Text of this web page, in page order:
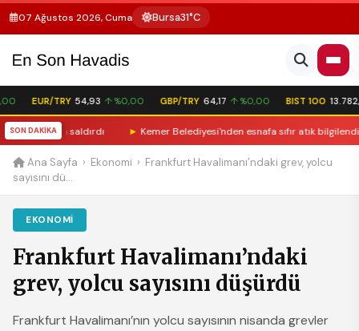
07 Ağustos 2026, Cuma Bursa31°C
EUR/TRY 54,93 ↑ %0,00 GBP/TRY 64,17 ↑ %0,00 BIST 100
SON DAKİKA
dükkana saldırdı Kemer Belediyesi'nden esnafa sıfır atık
Ana Sayfa › Ekonomi › Frankfurt Havalimanı’ndaki grev, yolcu
sayısını dü...
EKONOMI
Frankfurt Havalimanı’ndaki
grev, yolcu sayısını düşürdü
Frankfurt Havalimanı’nın yolcu sayısının nisanda grevler